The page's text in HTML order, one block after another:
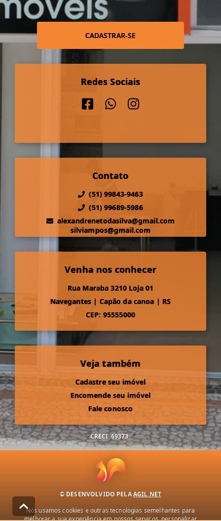
CADASTRAR-SE
Redes Sociais
Contato
(51) 99843-9463
(51) 99689-5986
alexandrenetodasilva@gmail.com
silviampos@gmail.com
Venha nos conhecer
Rua Maraba 3210 Loja 01
Navegantes | Capão da canoa | RS
CEP: 95555000
Veja também
Cadastre seu imóvel
Encomende seu imóvel
Fale conosco
CRECI 69373
© DESENVOLVIDO PELAAGIL.NET
Nós usamos cookies e outras tecnologias semelhantes para
melhorar a sua experiência em nossos serviços, personalizar